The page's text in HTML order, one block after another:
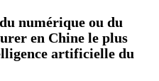
numérique ou du
en Chine le plus
artificielle du